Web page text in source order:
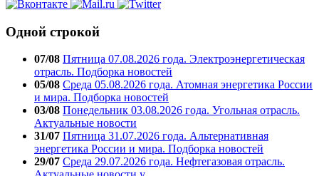
Одной строкой
07/08 Пятница 07.08.2026 года. Электроэнергетическая
отрасль. Подборка новостей
05/08 Среда 05.08.2026 года. Атомная энергетика России
и мира. Подборка новостей
03/08 Понедельник 03.08.2026 года. Угольная отрасль.
Актуальные новости
31/07 Пятница 31.07.2026 года. Альтернативная
энергетика России и мира. Подборка новостей
29/07 Среда 29.07.2026 года. Нефтегазовая отрасль.